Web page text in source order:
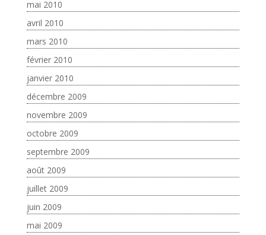
mai 2010
avril 2010
mars 2010
février 2010
janvier 2010
décembre 2009
novembre 2009
octobre 2009
septembre 2009
août 2009
juillet 2009
juin 2009
mai 2009